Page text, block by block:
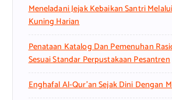
Meneladani Jejak Kebaikan Santri
Kuning Harian
Penataan Katalog Dan Pemenuhan
Sesuai Standar Perpustakaan Pesantren
Enghafal Al-Qur’an Sejak Dini Dengan